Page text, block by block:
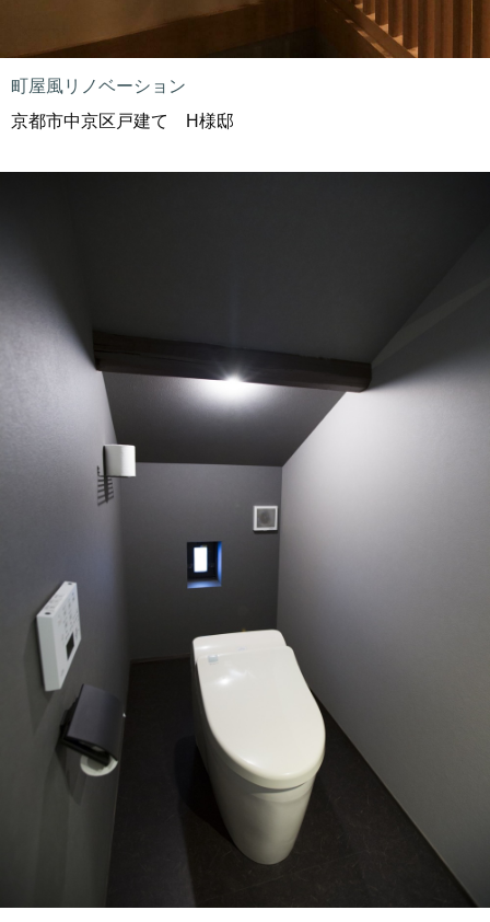
町屋風リノベーション
京都市中京区戸建て H様邸